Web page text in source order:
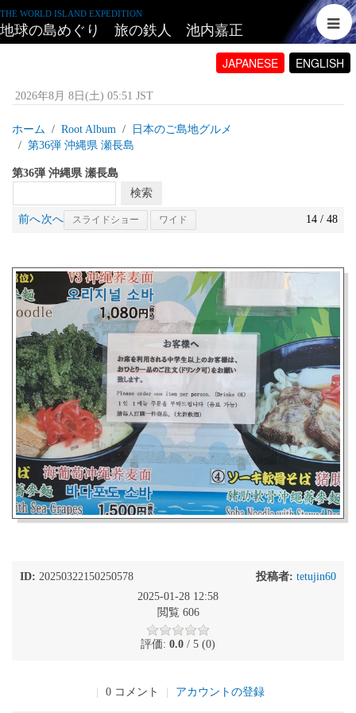
THE WORLD ISLAND EXPEDITION
地球の島めぐり 旅の鉄人 池内嘉正
JAPANESE ENGLISH
2026年8月 8日(土) 05:51 JST
ホーム Root Album
日本のご島地グルメ
第36弾 沖縄県 瀬長島
第36弾 沖縄県 瀬長島
前へ次へ スライドショー ワイド 14 / 48
ID: 20250322150250578 投稿者: tetujin60
2025-01-28 12:58
閲覧 606
評価: 0.0 / 5 (0)
0 コメント アカウントの登録